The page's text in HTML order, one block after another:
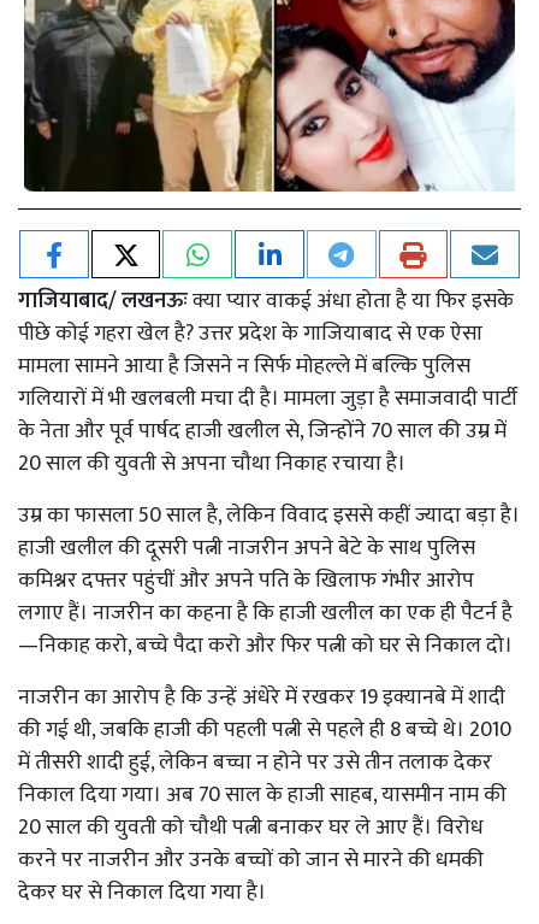
गाजियाबाद/ लखनऊःक्या प्यार वाकई अंधा होता है या फिर इसके
पीछे कोई गहरा खेल है? उत्तर प्रदेश के गाजियाबाद से एक ऐसा
मामला सामने आया है जिसने न सिर्फ मोहल्ले में बल्कि पुलिस
गलियारों में भी खलबली मचा दी है। मामला जुड़ा है समाजवादी पार्टी
के नेता और पूर्व पार्षद हाजी खलील से, जिन्होंने 70 साल की उम्र में
20 साल की युवती से अपना चौथा निकाह रचाया है।
उम्र का फासला 50 साल है, लेकिन विवाद इससे कहीं ज्यादा बड़ा है।
हाजी खलील की दूसरी पत्नी नाजरीन अपने बेटे के साथ पुलिस
कमिश्नर दफ्तर पहुंचीं और अपने पति के खिलाफ गंभीर आरोप
लगाए हैं। नाजरीन का कहना है कि हाजी खलील का एक ही पैटर्न है
—निकाह करो, बच्चे पैदा करो और फिर पत्नी को घर से निकाल दो।
नाजरीन का आरोप है कि उन्हें अंधेरे में रखकर 19 इक्यानबे में शादी
की गई थी, जबकि हाजी की पहली पत्नी से पहले ही 8 बच्चे थे। 2010
में तीसरी शादी हुई, लेकिन बच्चा न होने पर उसे तीन तलाक देकर
निकाल दिया गया। अब 70 साल के हाजी साहब, यासमीन नाम की
20 साल की युवती को चौथी पत्नी बनाकर घर ले आए हैं। विरोध
करने पर नाजरीन और उनके बच्चों को जान से मारने की धमकी
देकर घर से निकाल दिया गया है।